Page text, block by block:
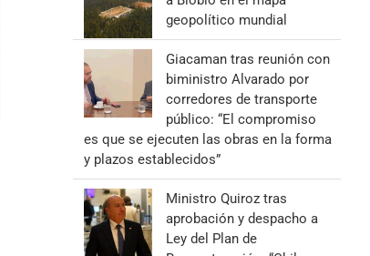
geopolítico mundial
Giacaman tras reunión con
biministro Alvarado por
corredores de transporte
público: “El compromiso
es que se ejecuten las obras en la forma
y plazos establecidos”
Ministro Quiroz tras
aprobación y despacho a
Ley del Plan de